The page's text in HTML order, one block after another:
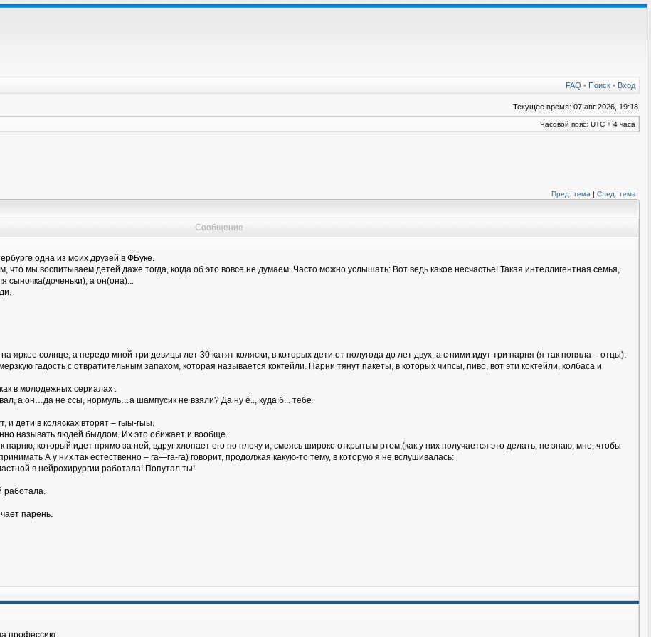
FAQ • Поиск • Вход
Текущее время: 07 авг 2026, 19:18
Часовой пояс: UTC + 4 часа
Пред. тема | След. тема
Сообщение
одна из моих друзей в ФБуке.
мы воспитываем детей даже тогда, когда об это вовсе не думаем. Часто можно услышать: Вот ведь какое несчастье! Такая интеллигентная семья,
сыночка(доченьки), а он(она)...
яркое солнце, а передо мной три девицы лет 30 катят коляски, в которых дети от полугода до лет двух, а с ними идут три парня (я так поняла – отцы).
гадость с отвратительным запахом, которая называется коктейли. Парни тянут пакеты, в которых чипсы, пиво, вот эти коктейли, колбаса и
в молодежных сериалах :
а он…да не ссы, нормуль…а шампусик не взяли? Да ну ё.., куда б... тебе
и дети в колясках вторят – гыы-гыы.
называть людей быдлом. Их это обижает и вообще.
парню, который идет прямо за ней, вдруг хлопает его по плечу и, смеясь широко открытым ртом,(как у них получается это делать, не знаю, мне, чтобы
А у них так естественно – га—га-га) говорит, продолжая какую-то тему, в которую я не вслушивалась:
в нейрохирургии работала! Попутал ты!
работала.
парень.
профессию